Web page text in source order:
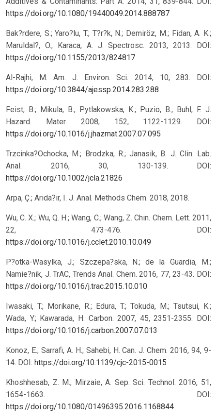
https://doi.org/10.1080/19440049.2014.888787
Bak?rdere, S.; Yaro?lu, T.; T?r?k, N.; Demiröz, M.; Fidan, A. K.;
Maruldal?, O.; Karaca, A. J. Spectrosc. 2013, 2013.
DOI:
https://doi.org/10.1155/2013/824817
Al-Rajhi, M. Am. J. Environ. Sci. 2014, 10, 283.
DOI:
https://doi.org/10.3844/ajessp.2014.283.288
Feist, B.; Mikula, B.; Pytlakowska, K.; Puzio, B.; Buhl, F. J.
Hazard. Mater. 2008, 152, 1122-1129.
DOI:
https://doi.org/10.1016/j.jhazmat.2007.07.095
Trzcinka?Ochocka, M.; Brodzka, R.; Janasik, B. J. Clin. Lab.
Anal. 2016, 30, 130-139.
DOI:
https://doi.org/10.1002/jcla.21826
Arpa, Ç.; Arida?ir, I. J. Anal. Methods Chem. 2018, 2018.
Wu, C. X.; Wu, Q. H.; Wang, C.; Wang, Z. Chin. Chem. Lett. 2011,
22, 473-476.
DOI:
https://doi.org/10.1016/j.cclet.2010.10.049
P?otka-Wasylka, J.; Szczepa?ska, N.; de la Guardia, M.;
Namie?nik, J. TrAC, Trends Anal. Chem. 2016, 77, 23-43. DOI:
https://doi.org/10.1016/j.trac.2015.10.010
Iwasaki, T.; Morikane, R.; Edura, T.; Tokuda, M.; Tsutsui, K.;
Wada, Y.; Kawarada, H. Carbon. 2007, 45, 2351-2355.
DOI:
https://doi.org/10.1016/j.carbon.2007.07.013
Konoz, E.; Sarrafi, A. H.; Sahebi, H. Can. J. Chem. 2016, 94, 9-
14. DOI: https://doi.org/10.1139/cjc-2015-0015
Khoshhesab, Z. M.; Mirzaie, A. Sep. Sci. Technol. 2016, 51,
1654-1663.
DOI:
https://doi.org/10.1080/01496395.2016.1168844